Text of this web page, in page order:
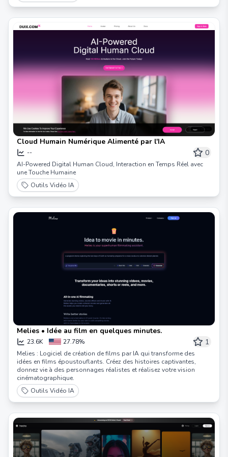
Cloud Humain Numérique Alimenté par l'IA
-- 0
AI-Powered Digital Human Cloud, Interaction en Temps Réel avec
une Touche Humaine
Outils Vidéo IA
Melies • Idée au film en quelques minutes.
23.6K 27.78% 1
Melies : Logiciel de création de films par IA qui transforme des
idées en films époustouflants. Créez des histoires captivantes,
donnez vie à des personnages réalistes et réalisez votre vision
cinématographique.
Outils Vidéo IA